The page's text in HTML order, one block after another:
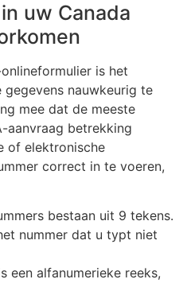
uw Canada
is het
nauwkeurig te
mee dat de meeste
aanvraag betrekking
of elektronische
correct in te voeren,
bestaan uit 9 tekens.
nummer dat u typt niet
een alfanumerieke reeks,